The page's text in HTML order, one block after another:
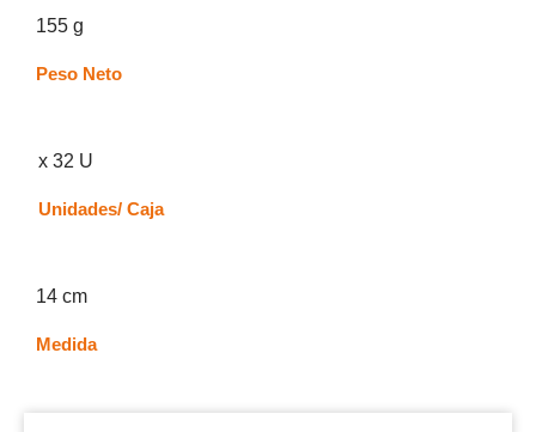
155 g
Peso Neto
x 32 U
Unidades/ Caja
14 cm
Medida